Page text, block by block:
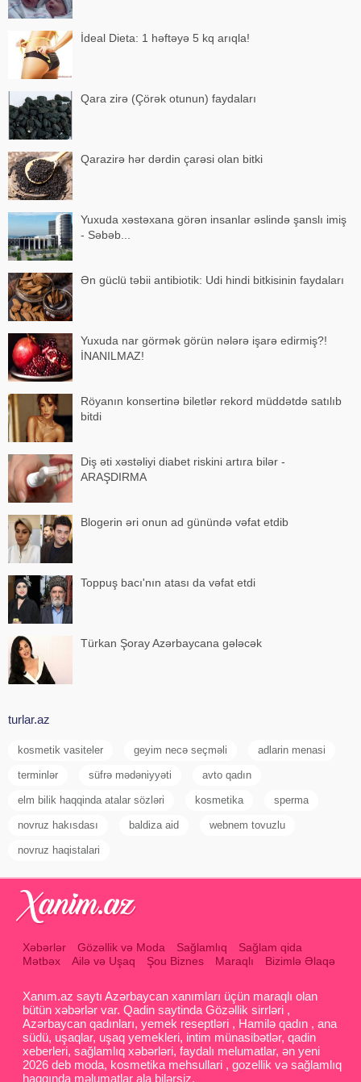
İdeal Dieta: 1 həftəyə 5 kq arıqla!
Qara zirə (Çörək otunun) faydaları
Qarazirə hər dərdin çarəsi olan bitki
Yuxuda xəstəxana görən insanlar əslində şanslı imiş
- Səbəb...
Ən güclü təbii antibiotik: Udi hindi bitkisinin faydaları
Yuxuda nar görmək görün nələrə işarə edirmiş?!
İNANILMAZ!
Röyanın konsertinə biletlər rekord müddətdə satılıb
bitdi
Diş əti xəstəliyi diabet riskini artıra bilər -
ARAŞDIRMA
Blogerin əri onun ad günündə vəfat etdib
Toppuş bacı'nın atası da vəfat etdi
Türkan Şoray Azərbaycana gələcək
turlar.az
kosmetik vasiteler geyim necə seçməli adlarin menasi
terminlər süfrə mədəniyyəti avto qadın
elm bilik haqqinda atalar sözləri kosmetika sperma
novruz hakısdası baldiza aid webnem tovuzlu
novruz haqistalari
Xəbərlər Gözəllik və Moda Sağlamlıq
Sağlam qida
Mətbəx
Ailə və Uşaq Şou Biznes Maraqlı Bizimlə Əlaqə
Xanım.az saytı Azərbaycan xanımları üçün maraqlı olan
bütün xəbərlər var. Qadin saytinda Gözəllik sirrləri ,
Azərbaycan qadınları, yemek reseptləri , Hamilə qadın , ana
südü, uşaqlar, uşaq yemekleri, intim münasibətlər, qadin
xeberleri, sağlamlıq xəbərləri, faydalı melumatlar, ən yeni
2026 deb moda, kosmetika mehsullari , gozellik və sağlamlıq
haqqında məlumatlar ala bilərsiz.